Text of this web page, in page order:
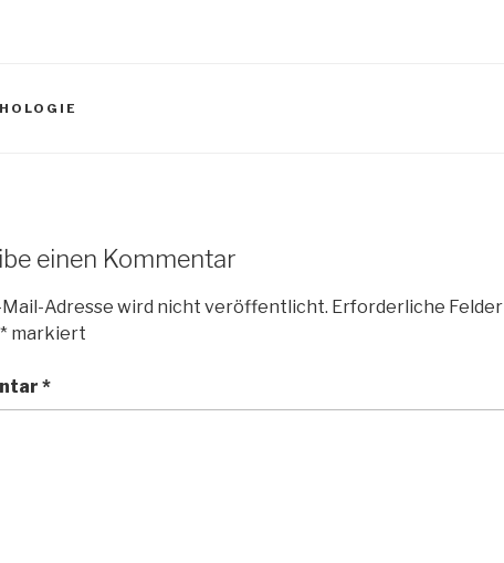
einen Kommentar
Mail-Adresse wird nicht veröffentlicht. Erforderliche Felder
* markiert
*